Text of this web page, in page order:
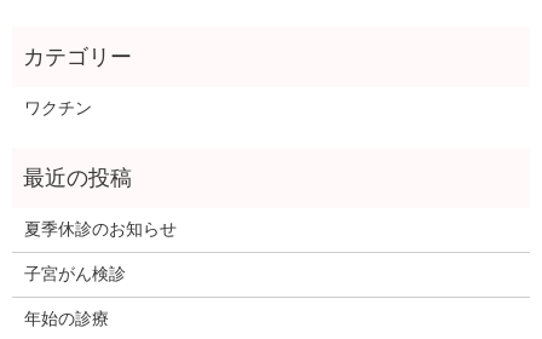
ワクチン
夏季休診のお知らせ
子宮がん検診
年始の診療